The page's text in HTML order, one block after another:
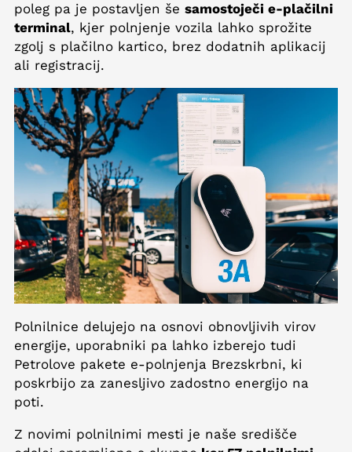
poleg pa je postavljen še samostoječi e-plačilni
terminal, kjer polnjenje vozila lahko sprožite
zgolj s plačilno kartico, brez dodatnih aplikacij
ali registracij.
Polnilnice delujejo na osnovi obnovljivih virov
energije, uporabniki pa lahko izberejo tudi
Petrolove pakete e-polnjenja Brezskrbni, ki
poskrbijo za zanesljivo zadostno energijo na
poti.
Z novimi polnilnimi mesti je naše središče